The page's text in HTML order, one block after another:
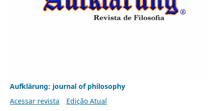
Aufklärung: journal of philosophy
Acessar revista
Edição Atual